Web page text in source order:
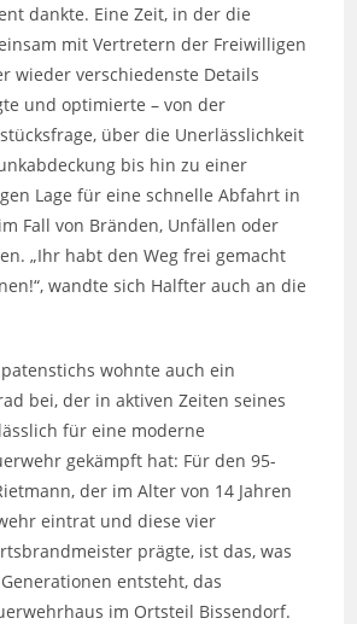
dankte. Eine Zeit, in der die
mit Vertretern der Freiwilligen
wieder verschiedenste Details
und optimierte – von der
über die Unerlässlichkeit
bis hin zu einer
Lage für eine schnelle Abfahrt in
Fall von Bränden, Unfällen oder
„Ihr habt den Weg frei gemacht
wandte sich Halfter auch an die
wohnte auch ein
bei, der in aktiven Zeiten seines
für eine moderne
gekämpft hat: Für den 95-
der im Alter von 14 Jahren
eintrat und diese vier
prägte, ist das, was
entsteht, das
im Ortsteil Bissendorf.